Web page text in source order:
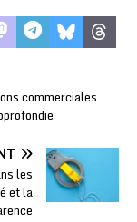
commerciales
les
et la